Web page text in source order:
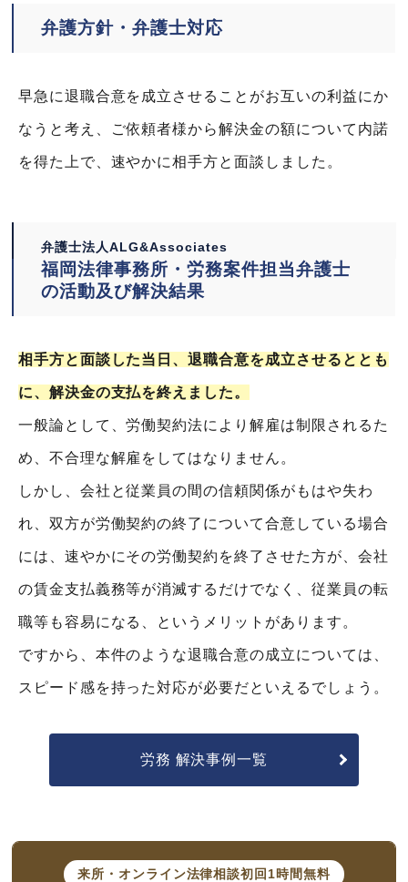
弁護方針・弁護士対応
早急に退職合意を成立させることがお互いの利益にか
なうと考え、ご依頼者様から解決金の額について内諾
を得た上で、速やかに相手方と面談しました。
弁護士法人ALG&Associates
福岡法律事務所・労務案件担当弁護士
の活動及び解決結果
相手方と面談した当日、退職合意を成立させるととも
に、解決金の支払を終えました。
一般論として、労働契約法により解雇は制限されるた
め、不合理な解雇をしてはなりません。
しかし、会社と従業員の間の信頼関係がもはや失わ
れ、双方が労働契約の終了について合意している場合
には、速やかにその労働契約を終了させた方が、会社
の賃金支払義務等が消滅するだけでなく、従業員の転
職等も容易になる、というメリットがあります。
ですから、本件のような退職合意の成立については、
スピード感を持った対応が必要だといえるでしょう。
労務 解決事例一覧
来所・オンライン法律相談初回1時間無料